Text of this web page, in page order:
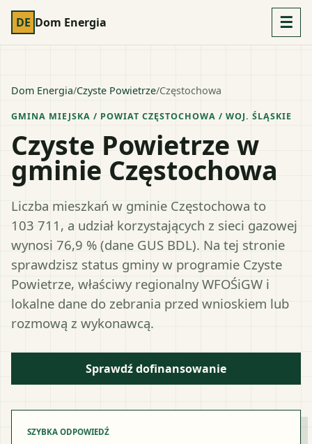
DE Dom Energia ☰
Dom Energia/Czyste Powietrze/Częstochowa
GMINA MIEJSKA / POWIAT CZĘSTOCHOWA / WOJ. ŚLĄSKIE
Czyste Powietrze w
gminie Częstochowa
Liczba mieszkań w gminie Częstochowa to
103 711, a udział korzystających z sieci gazowej
wynosi 76,9 % (dane GUS BDL). Na tej stronie
sprawdzisz status gminy w programie Czyste
Powietrze, właściwy regionalny WFOŚiGW i
lokalne dane do zebrania przed wnioskiem lub
rozmową z wykonawcą.
Sprawdź dofinansowanie
SZYBKA ODPOWIEDŹ